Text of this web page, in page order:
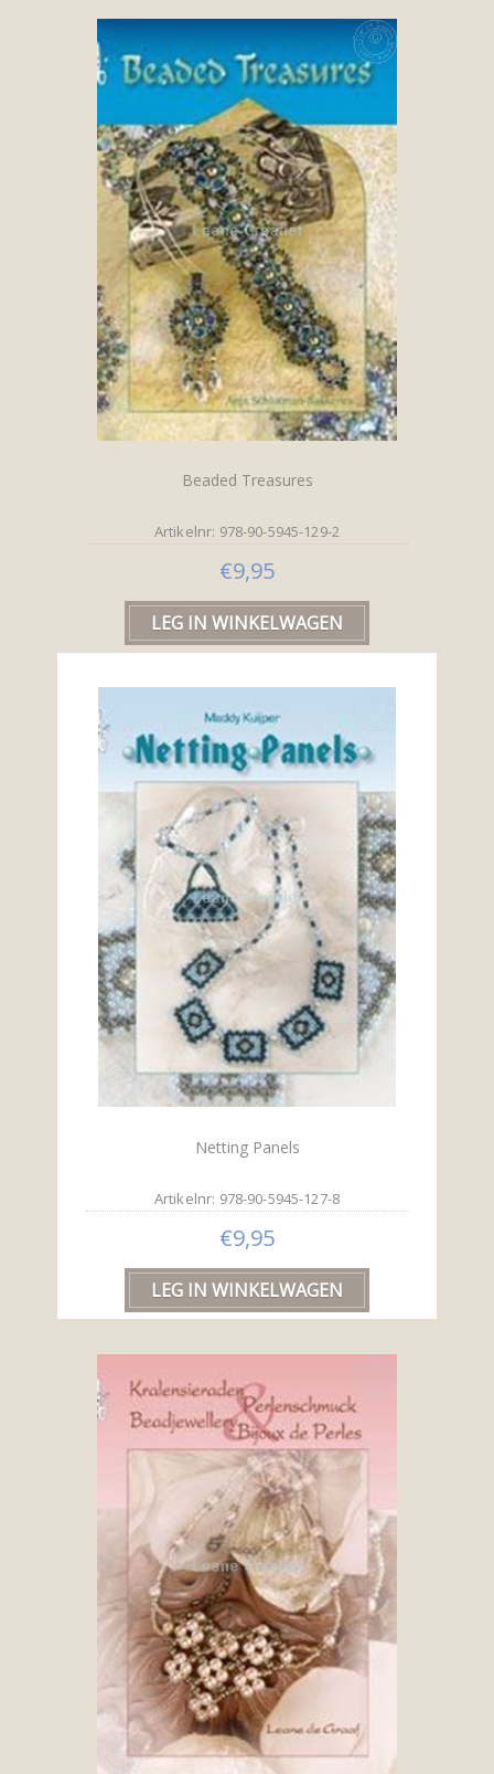
Beaded Treasures
Artikelnr: 978-90-5945-129-2
€9,95
Netting Panels
Artikelnr: 978-90-5945-127-8
€9,95